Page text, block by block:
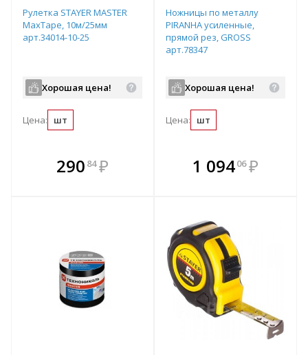
Рулетка STAYER МASTER
MaxTape, 10м/25мм
арт.34014-10-25
Хорошая цена!
Цена: шт
290 84 ₽
В комплекте
всегда выгоднее!
Ножницы по металлу
PIRANHA усиленные,
прямой рез, GROSS
арт.78347
Хорошая цена!
Цена: шт
В комплекте
всегда выгоднее!
1 09406 ₽